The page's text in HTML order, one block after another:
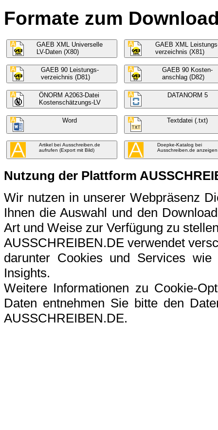
Formate zum
GAEB XML Universelle
LV-Daten (X80)
GAEB XML
verzeichnis (X81)
GAEB 90 Leistungs-
verzeichnis (D81)
GAEB 90 Kosten-
anschlag (D82)
ÖNORM A2063-Datei
Kostenschätzungs-LV
DATANORM 5
Word Textdatei (.txt)
Artikel bei Ausschreiben.de
aufrufen (Export mit Bild)
Doepke-Katalog bei
Ausschreiben.de anzeigen
Nutzung der Plattform
Wir nutzen in unserer Webpräsenz
Ihnen die Auswahl und den
Art und Weise zur Verfügung zu
AUSSCHREIBEN.DE verwendet
darunter Cookies und Services
Insights.
Weitere Informationen zu Cookie-
Daten entnehmen Sie bitte den
AUSSCHREIBEN.DE.